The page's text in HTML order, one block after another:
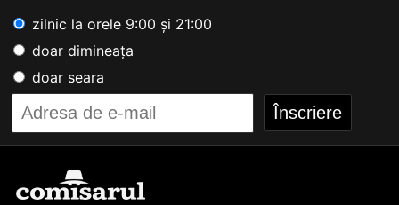
zilnic la orele 9:00 și 21:00
doar dimineața
doar seara